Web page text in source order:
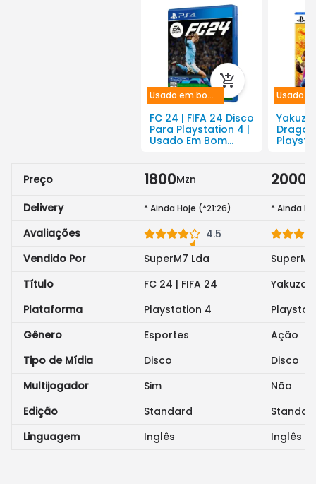
Usado em bom estado
FC 24 | FIFA 24 Disco
Para Playstation 4 |
Usado Em Bom
Yakuza
Preço
Delivery
Avaliações
Vendido Por
Título
Plataforma
Gênero
Tipo de Mídia
Multijogador
Edição
Linguagem
1800Mzn
* Ainda Hoje (*21:26)
4.5
SuperM7 Lda
FC 24 | FIFA 24
Playstation 4
Esportes
Disco
Sim
Standard
Inglês
2000
* Ainda
Yakuza
Ação
Disco
Não
Inglês